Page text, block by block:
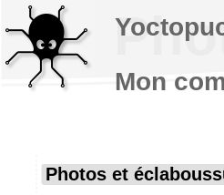
Photos et
Mon